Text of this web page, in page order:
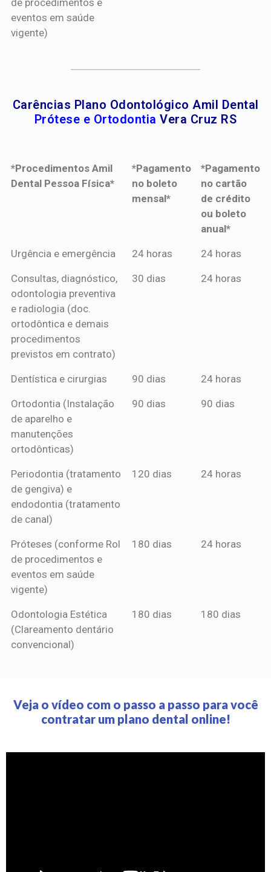
eventos em saúde
vigente)
Carências Plano Odontológico Amil Dental
Prótese e Ortodontia Vera Cruz RS
*Procedimentos Amil
Dental Pessoa Física*
*Pagamento
no boleto
mensal*
*Pagamento
no cartão
de crédito
ou boleto
anual*
*Procedimentos Amil
*Pagamento
mensal*
*Pagamento
de crédito
Urgência e emergência 24 horas 24 horas
Consultas, diagnóstico,
odontologia preventiva
e radiologia (doc.
ortodôntica e demais
procedimentos
previstos em contrato)
30 dias 24 horas
Dentística e cirurgias 90 dias 24 horas
Ortodontia (Instalação
de aparelho e
manutenções
ortodônticas)
90 dias 90 dias
Periodontia (tratamento
de gengiva) e
endodontia (tratamento
de canal)
120 dias 24 horas
Próteses (conforme Rol
de procedimentos e
eventos em saúde
vigente)
180 dias 24 horas
Odontologia Estética
(Clareamento dentário
convencional)
180 dias 180 dias
Veja o vídeo com o passo a passo para você
contratar um plano dental online!